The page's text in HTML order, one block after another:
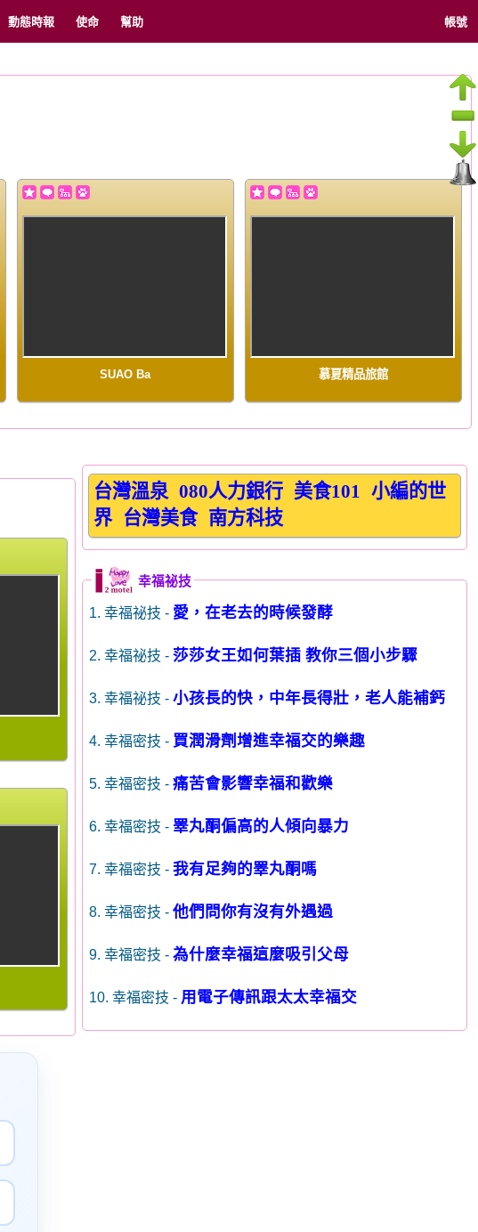
動態時報 使命 幫助 帳號
SUAO Ba 慕夏精品旅館
台灣溫泉 080人力銀行 美食101
小編的世
界 台灣美食 南方科技
幸福祕技
1. 幸福祕技 - 愛，在老去的時候發酵
2. 幸福祕技 - 莎莎女王如何葉插 教你三個小步驟
3. 幸福祕技 - 小孩長的快，中年長得壯，老人能補鈣
4. 幸福密技 - 買潤滑劑增進幸福交的樂趣
5. 幸福密技 - 痛苦會影響幸福和歡樂
6. 幸福密技 - 睪丸酮偏高的人傾向暴力
7. 幸福密技 - 我有足夠的睪丸酮嗎
8. 幸福密技 - 他們問你有沒有外遇過
9. 幸福密技 - 為什麼幸福這麼吸引父母
10. 幸福密技 - 用電子傳訊跟太太幸福交